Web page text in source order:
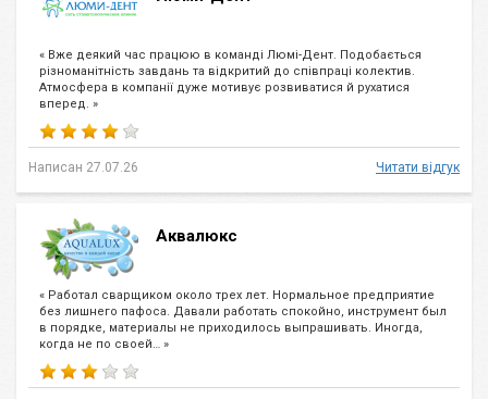
« Вже деякий час працюю в команді Люмі-Дент. Подобається
різноманітність завдань та відкритий до співпраці колектив.
Атмосфера в компанії дуже мотивує розвиватися й рухатися
вперед. »
Написан 27.07.26 Читати відгук
Аквалюкс
« Работал сварщиком около трех лет. Нормальное предприятие
без лишнего пафоса. Давали работать спокойно, инструмент был
в порядке, материалы не приходилось выпрашивать. Иногда,
когда не по своей… »